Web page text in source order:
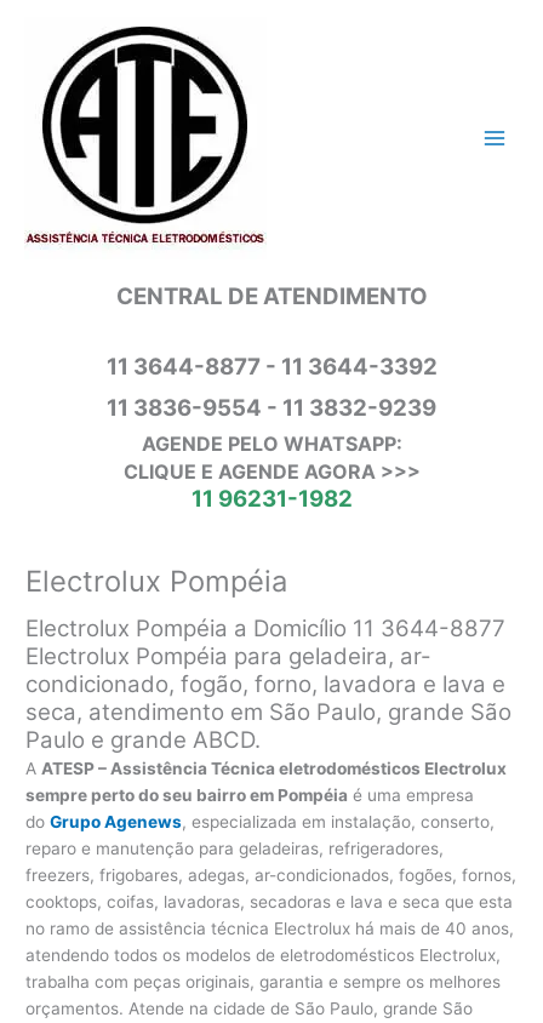
conteúdo
CENTRAL DE ATENDIMENTO
11 3644-8877 - 11 3644-3392
11 3836-9554 - 11 3832-9239
AGENDE PELO WHATSAPP:
CLIQUE E AGENDE AGORA >>>
11 96231-1982
Electrolux Pompéia
Electrolux Pompéia a Domicílio 11 3644-8877
Electrolux Pompéia para geladeira, ar-
condicionado, fogão, forno, lavadora e lava e
seca, atendimento em São Paulo, grande São
Paulo e grande ABCD.
A ATESP – Assistência Técnica eletrodomésticos Electrolux
sempre perto do seu bairro em Pompéia é uma empresa
doGrupo Agenews, especializada em instalação, conserto,
reparo e manutenção para geladeiras, refrigeradores,
freezers, frigobares, adegas, ar-condicionados, fogões, fornos,
cooktops, coifas, lavadoras, secadoras e lava e seca que esta
no ramo de assistência técnica Electrolux há mais de 40 anos,
atendendo todos os modelos de eletrodomésticos Electrolux,
trabalha com peças originais, garantia e sempre os melhores
orçamentos. Atende na cidade de São Paulo, grande São